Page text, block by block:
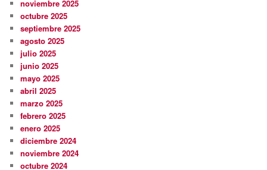
noviembre 2025
octubre 2025
septiembre 2025
agosto 2025
julio 2025
junio 2025
mayo 2025
abril 2025
marzo 2025
febrero 2025
enero 2025
diciembre 2024
noviembre 2024
octubre 2024